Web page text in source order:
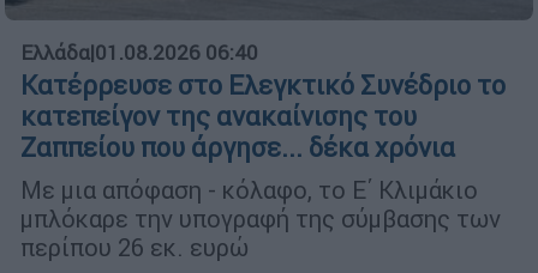
Ελλάδα|01.08.2026 06:40
Κατέρρευσε στο Ελεγκτικό Συνέδριο το
κατεπείγον της ανακαίνισης του
Ζαππείου που άργησε... δέκα χρόνια
Με μια απόφαση - κόλαφο, το Ε΄ Κλιμάκιο
μπλόκαρε την υπογραφή της σύμβασης των
περίπου 26 εκ. ευρώ